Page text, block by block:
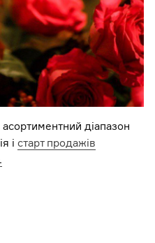
діапазон
і старт продажів